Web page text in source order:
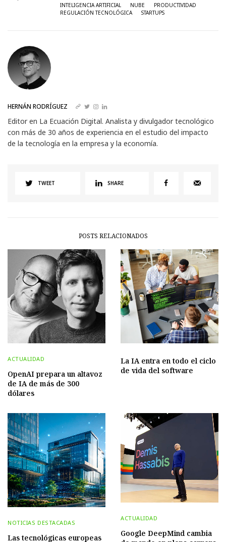
INTELIGENCIA ARTIFICIAL
NUBE
PRODUCTIVIDAD
REGULACIÓN TECNOLÓGICA
STARTUPS
HERNÁN RODRÍGUEZ
Editor en La Ecuación Digital. Analista y divulgador tecnológico
con más de 30 años de experiencia en el estudio del impacto
de la tecnología en la empresa y la economía.
TWEET SHARE
POSTS RELACIONADOS
ACTUALIDAD
OpenAI prepara un altavoz
de IA de más de 300
dólares
La IA entra en todo el ciclo
de vida del software
NOTICIAS DESTACADAS
Las tecnológicas europeas
ACTUALIDAD
Google DeepMind cambia